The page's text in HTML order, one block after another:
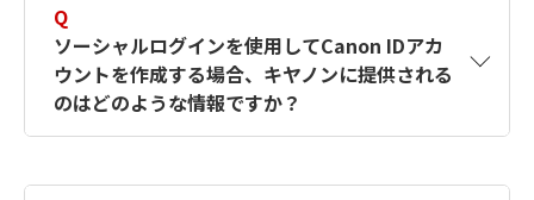
す。詳しい作成方法は【カメラ】Canon IDとは
何ですか？Canon IDの作成方法は？をご確認く
ださい。
Q
ソーシャルログインを使用してCanon IDアカ
ウントを作成する場合、キヤノンに提供される
のはどのような情報ですか？